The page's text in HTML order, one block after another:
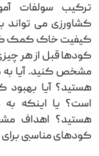
ترکیب سولفات
کشاورزی می تواند
کیفیت خاک کمک
کودها قبل از هر
مشخص کنید. آیا به
هستید؟ آیا بهبود
است؟ یا اینکه به
هستید؟ اهداف
کودهای مناسبی